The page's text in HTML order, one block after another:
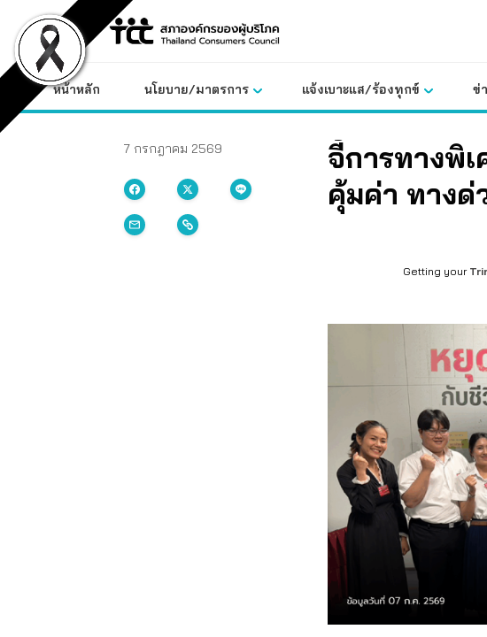
content
หน้าหลัก นโยบาย/มาตรการ แจ้งเบาะแส/ร้องทุกข์ ข่
7 กรกฎาคม 2569
จี้การทางพิ
คุ้มค่า ทางด่
Getting your